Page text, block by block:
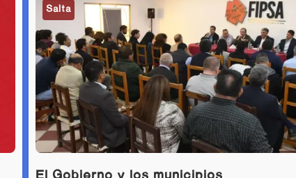
Salta